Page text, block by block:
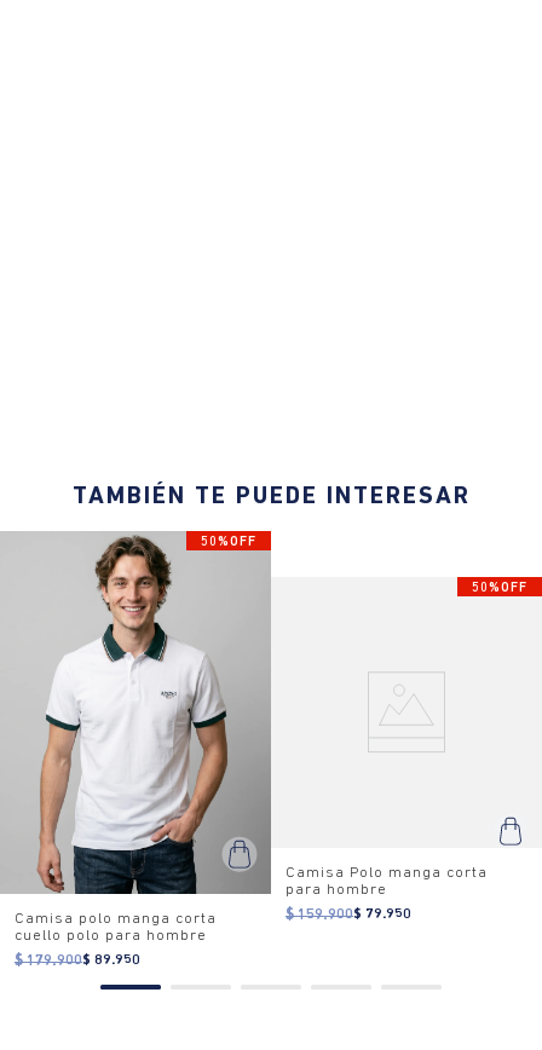
TAMBIÉN TE PUEDE INTERESAR
50%OFF
Camisa polo manga corta
cuello polo para hombre
$ 179.900$ 89.950
50%OFF
Camisa Polo manga corta
para hombre
$ 159.900$ 79.950